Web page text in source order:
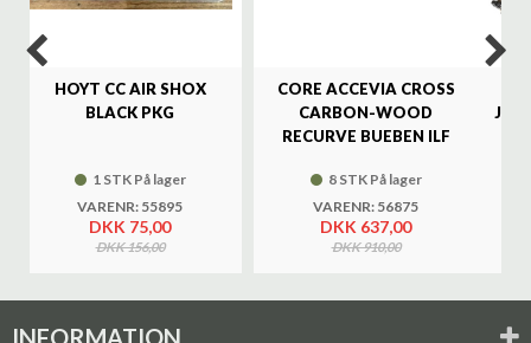
HOYT CC AIR SHOX
BLACK PKG
1 STK På lager
VARENR: 55895
DKK 75,00
DKK 156,00
CORE ACCEVIA CROSS
CARBON-WOOD
RECURVE BUEBEN ILF
8 STK På lager
VARENR: 56875
DKK 637,00
DKK 910,00
INFORMATION